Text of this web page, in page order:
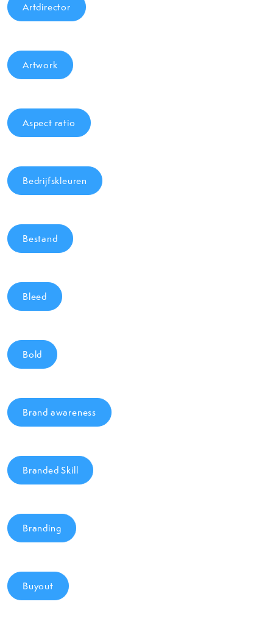
Artdirector
Artwork
Aspect ratio
Bedrijfskleuren
Bestand
Bleed
Bold
Brand awareness
Branded Skill
Branding
Buyout